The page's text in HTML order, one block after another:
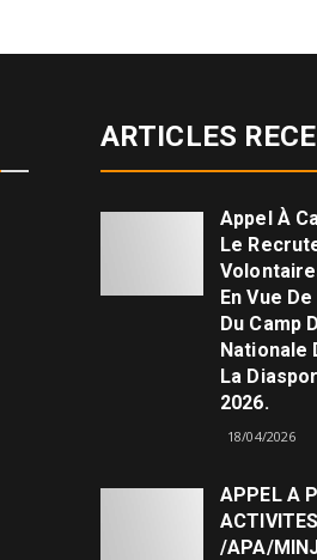
ARTICLES
Appel À
Le
En Vue
Du Camp
Nationale
La
2026.
18/04/2026
APPEL A
/APA/